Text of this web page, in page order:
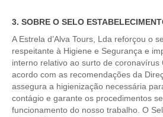
The Real Lisbon STREET ART Tour
The Lisbon Walk & Talk Street Art Tour
Rota do Azulejo
A Calçada Portuguesa
3. SOBRE O SELO
A Estrela d’Alva Tours, Lda reforçou o
respeitante à Higiene e Segurança e
interno relativo ao surto de coronavírus
acordo com as recomendações da
assegura a higienização necessária
contágio e garante os procedimentos
funcionamento do nosso trabalho. O